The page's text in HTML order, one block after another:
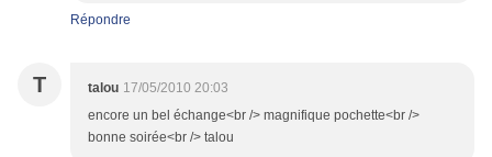
Répondre
T talou 17/05/2010 20:03
encore un bel échange<br /> magnifique pochette<br />
bonne soirée<br /> talou